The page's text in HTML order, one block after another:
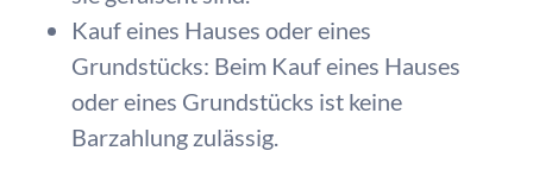
Kauf eines Hauses oder eines
Grundstücks: Beim Kauf eines Hauses
oder eines Grundstücks ist keine
Barzahlung zulässig.